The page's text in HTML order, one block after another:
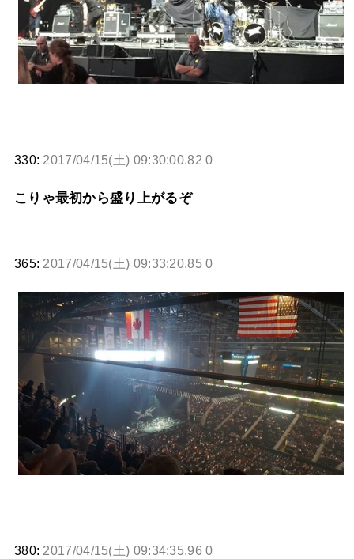
330: 2017/04/15(土) 09:30:00.82 0
こりゃ最初から盛り上がるぞ
365: 2017/04/15(土) 09:33:20.85 0
380: 2017/04/15(土) 09:34:35.96 0